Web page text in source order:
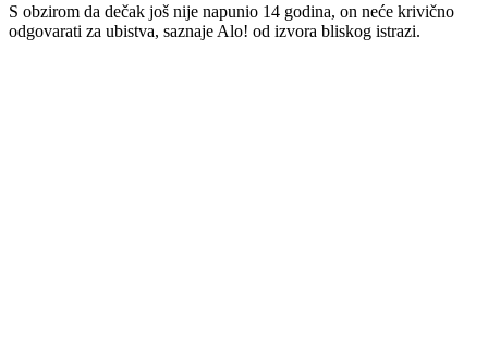
S obzirom da dečak još nije napunio 14 godina, on neće krivično
odgovarati za ubistva, saznaje Alo! od izvora bliskog istrazi.